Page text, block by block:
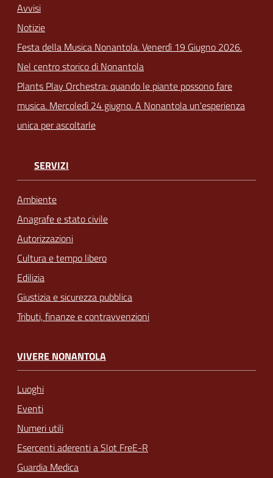
Avvisi
Notizie
Festa della Musica Nonantola. Venerdì 19 Giugno 2026.
Nel centro storico di Nonantola
Plants Play Orchestra: quando le piante possono fare
musica. Mercoledì 24 giugno. A Nonantola un'esperienza
unica per ascoltarle
SERVIZI
Ambiente
Anagrafe e stato civile
Autorizzazioni
Cultura e tempo libero
Edilizia
Giustizia e sicurezza pubblica
Tributi, finanze e contravvenzioni
VIVERE NONANTOLA
Luoghi
Eventi
Numeri utili
Esercenti aderenti a Slot FreE-R
Guardia Medica